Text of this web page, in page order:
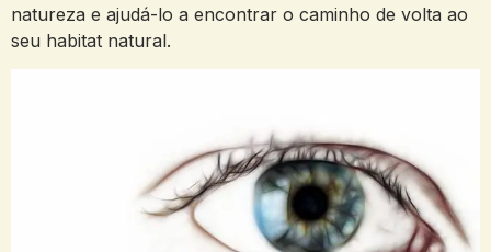
natureza e ajudá-lo a encontrar o caminho de volta ao
seu habitat natural.